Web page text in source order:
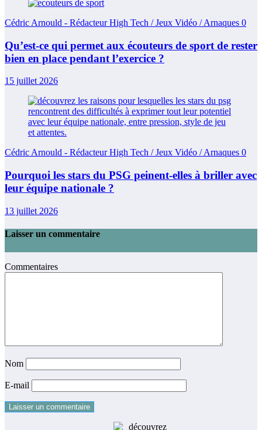
Cédric Arnould - Rédacteur High Tech / Jeux Vidéo / Arnaques 0
Qu’est-ce qui permet aux écouteurs de sport de rester
bien en place pendant l’exercice ?
15 juillet 2026
Cédric Arnould - Rédacteur High Tech / Jeux Vidéo / Arnaques 0
Pourquoi les stars du PSG peinent-elles à briller avec
leur équipe nationale ?
13 juillet 2026
Laisser un commentaire
Commentaires
Nom
E-mail